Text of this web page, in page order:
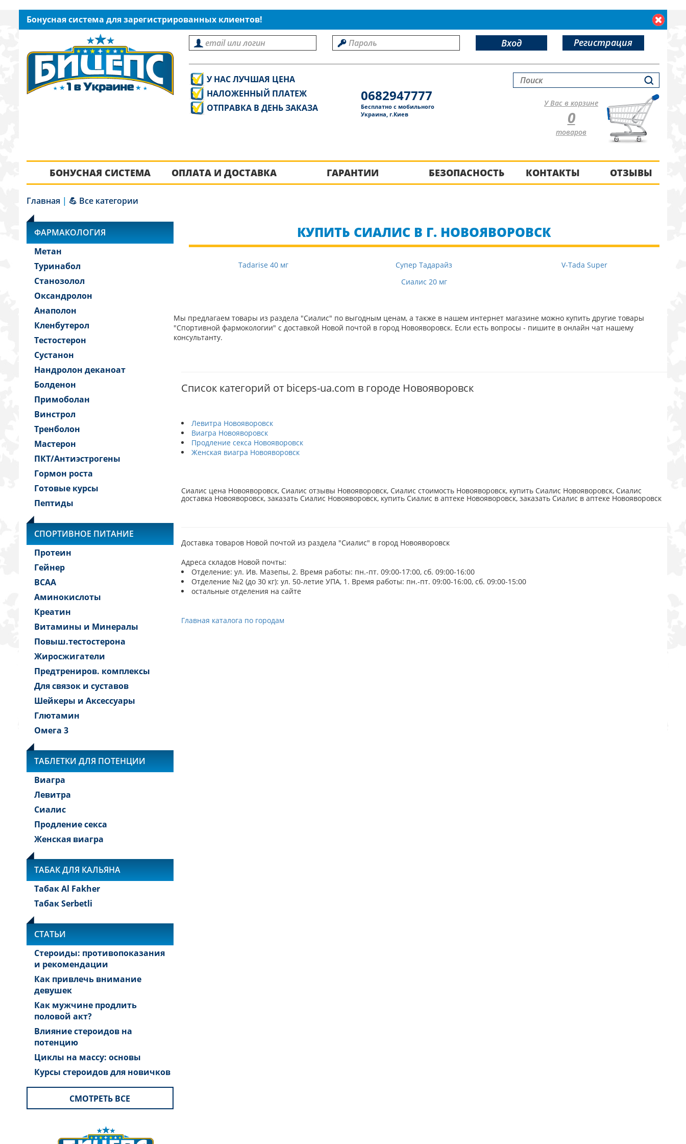
Бонусная система для зарегистрированных клиентов!
Вход Регистрация
У НАС ЛУЧШАЯ ЦЕНА
НАЛОЖЕННЫЙ ПЛАТЕЖ
ОТПРАВКА В ДЕНЬ ЗАКАЗА
0682947777
Бесплатно с мобильного
Украина, г.Киев
У Вас в корзине
0
товаров
БОНУСНАЯ СИСТЕМА ОПЛАТА И ДОСТАВКА ГАРАНТИИ БЕЗОПАСНОСТЬ КОНТАКТЫ ОТЗЫВЫ
Главная | 💪 Все категории
ФАРМАКОЛОГИЯ
Метан
Туринабол
Станозолол
Оксандролон
Анаполон
Кленбутерол
Тестостерон
Сустанон
Нандролон деканоат
Болденон
Примоболан
Винстрол
Тренболон
Мастерон
ПКТ/Антиэстрогены
Гормон роста
Готовые курсы
Пептиды
СПОРТИВНОЕ ПИТАНИЕ
Протеин
Гейнер
BCAA
Аминокислоты
Креатин
Витамины и Минералы
Повыш.тестостерона
Жиросжигатели
Предтрениров. комплексы
Для связок и суставов
Шейкеры и Аксессуары
Глютамин
Омега 3
ТАБЛЕТКИ ДЛЯ ПОТЕНЦИИ
Виагра
Левитра
Сиалис
Продление секса
Женская виагра
ТАБАК ДЛЯ КАЛЬЯНА
Табак Al Fakher
Табак Serbetli
СТАТЬИ
Стероиды: противопоказания
и рекомендации
Как привлечь внимание
девушек
Как мужчине продлить
половой акт?
Влияние стероидов на
потенцию
Циклы на массу: основы
Курсы стероидов для новичков
СМОТРЕТЬ ВСЕ
КУПИТЬ СИАЛИС В Г. НОВОЯВОРОВСК
Tadarise 40 мг Супер Тадарайз
V-Tada Super
Сиалис 20 мг
Мы предлагаем товары из раздела "Сиалис" по выгодным ценам, а также в нашем интернет магазине можно купить другие товары
"Спортивной фармокологии" с доставкой Новой почтой в город Новояворовск. Если есть вопросы - пишите в онлайн чат нашему
консультанту.
Список категорий от biceps-ua.com в городе Новояворовск
Левитра Новояворовск
Виагра Новояворовск
Продление секса Новояворовск
Женская виагра Новояворовск
Сиалис цена Новояворовск, Сиалис отзывы Новояворовск, Сиалис стоимость Новояворовск, купить Сиалис Новояворовск, Сиалис
доставка Новояворовск, заказать Сиалис Новояворовск, купить Сиалис в аптеке Новояворовск, заказать Сиалис в аптеке Новояворовск
Доставка товаров Новой почтой из раздела "Сиалис" в город Новояворовск
Адреса складов Новой почты:
Отделение: ул. Ив. Мазепы, 2. Время работы: пн.-пт. 09:00-17:00, сб. 09:00-16:00
Отделение №2 (до 30 кг): ул. 50-летие УПА, 1. Время работы: пн.-пт. 09:00-16:00, сб. 09:00-15:00
остальные отделения на сайте
Главная каталога по городам